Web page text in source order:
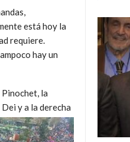
está hoy la
requiere.
hay un
la
y a la derecha